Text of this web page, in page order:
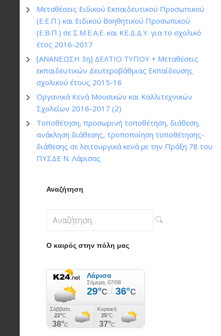
Μεταθέσεις Ειδικού Εκπαιδευτικού Προσωπικού
(Ε.Ε.Π.) και Ειδικού Βοηθητικού Προσωπικού
(Ε.Β.Π.) σε Σ.Μ.Ε.Α.Ε. και ΚΕ.Δ.Δ.Υ. για το σχολικό
έτος 2016-2017
[ΑΝΑΝΕΩΣΗ 3η] ΔΕΛΤΙΟ ΤΥΠΟΥ + Μεταθέσεις
εκπαιδευτικών Δευτεροβάθμιας Εκπαίδευσης
σχολικού έτους 2015-16
Οργανικά Κενά Μουσικών και Καλλιτεχνικών
Σχολείων 2016-2017 (2)
Τοποθέτηση, προσωρινή τοποθέτηση, διάθεση,
ανάκληση διάθεσης, τροποποίηση τοποθέτησης-
διάθεσης σε λειτουργικά κενά με την Πράξη 78 του
ΠΥΣΔΕ Ν. Λάρισας
Αναζήτηση
Ο καιρός στην πόλη μας